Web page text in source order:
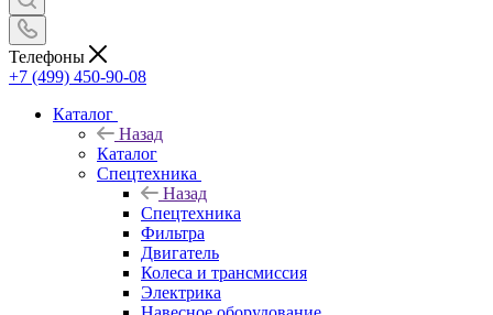
Телефоны
+7 (499) 450-90-08
Каталог
Назад
Каталог
Спецтехника
Назад
Спецтехника
Фильтра
Двигатель
Колеса и трансмиссия
Электрика